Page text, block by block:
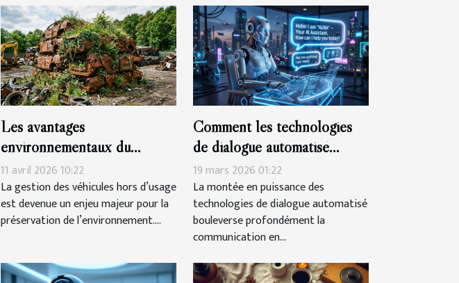
Les avantages
environnementaux du
recyclage de véhicules hors
d'usage
11 avril 2026 10:22
La gestion des véhicules hors d’usage
est devenue un enjeu majeur pour la
préservation de l’environnement....
Comment les technologies
de dialogue automatisé
transforment-elles la
communication en ligne ?
19 mars 2026 01:22
La montée en puissance des
technologies de dialogue automatisé
bouleverse profondément la
communication en...